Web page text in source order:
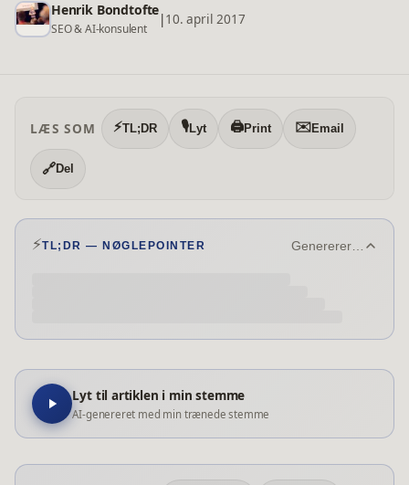
Henrik Bondtofte
SEO & AI-konsulent
|10. april 2017
LÆS SOM ⚡TL;DR 🎙️Lyt 🖨️Print ✉️Email
🔗Del
⚡TL;DR — NØGLEPOINTER Genererer…
Lyt til artiklen i min stemme
AI-genereret med min trænede stemme